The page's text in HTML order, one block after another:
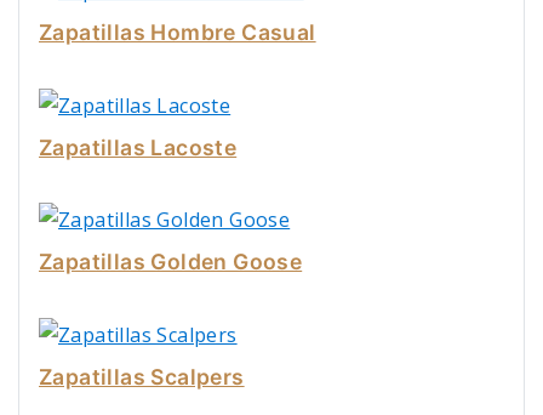
Zapatillas Hombre Casual
Zapatillas Lacoste
Zapatillas Golden Goose
Zapatillas Scalpers